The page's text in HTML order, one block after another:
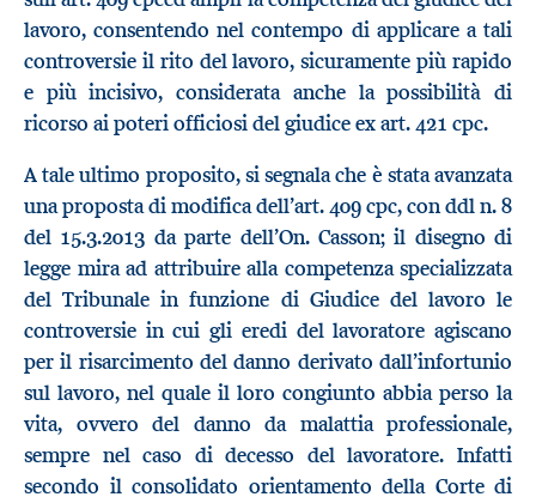
lavoro, consentendo nel contempo di applicare a tali
controversie il rito del lavoro, sicuramente più rapido
e più incisivo, considerata anche la possibilità di
ricorso ai poteri officiosi del giudice ex art. 421 cpc.
A tale ultimo proposito, si segnala che è stata avanzata
una proposta di modifica dell’art. 409 cpc, con ddl n. 8
del 15.3.2013 da parte dell’On. Casson; il disegno di
legge mira ad attribuire alla competenza specializzata
del Tribunale in funzione di Giudice del lavoro le
controversie in cui gli eredi del lavoratore agiscano
per il risarcimento del danno derivato dall’infortunio
sul lavoro, nel quale il loro congiunto abbia perso la
vita, ovvero del danno da malattia professionale,
sempre nel caso di decesso del lavoratore. Infatti
secondo il consolidato orientamento della Corte di